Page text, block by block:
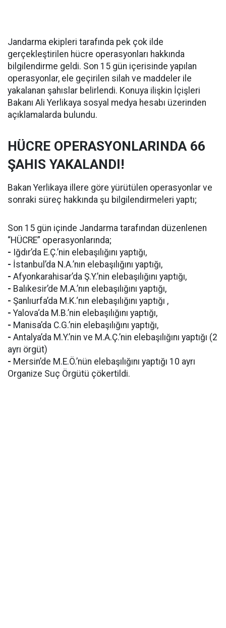
Jandarma ekipleri tarafında pek çok ilde
gerçekleştirilen hücre operasyonları hakkında
bilgilendirme geldi. Son 15 gün içerisinde yapılan
operasyonlar, ele geçirilen silah ve maddeler ile
yakalanan şahıslar belirlendi. Konuya ilişkin İçişleri
Bakanı Ali Yerlikaya sosyal medya hesabı üzerinden
açıklamalarda bulundu.
HÜCRE OPERASYONLARINDA 66
ŞAHIS YAKALANDI!
Bakan Yerlikaya illere göre yürütülen operasyonlar ve
sonraki süreç hakkında şu bilgilendirmeleri yaptı;
Son 15 gün içinde Jandarma tarafından düzenlenen
“HÜCRE” operasyonlarında;
- Iğdır’da E.Ç.’nin elebaşılığını yaptığı,
- İstanbul’da N.A.’nın elebaşılığını yaptığı,
- Afyonkarahisar’da Ş.Y.’nin elebaşılığını yaptığı,
- Balıkesir’de M.A.’nın elebaşılığını yaptığı,
- Şanlıurfa’da M.K.‘nın elebaşılığını yaptığı ,
- Yalova‘da M.B.’nin elebaşılığını yaptığı,
- Manisa’da C.G.’nin elebaşılığını yaptığı,
- Antalya’da M.Y.’nin ve M.A.Ç.’nin elebaşılığını yaptığı (2
ayrı örgüt)
- Mersin’de M.E.Ö.’nün elebaşılığını yaptığı 10 ayrı
Organize Suç Örgütü çökertildi.